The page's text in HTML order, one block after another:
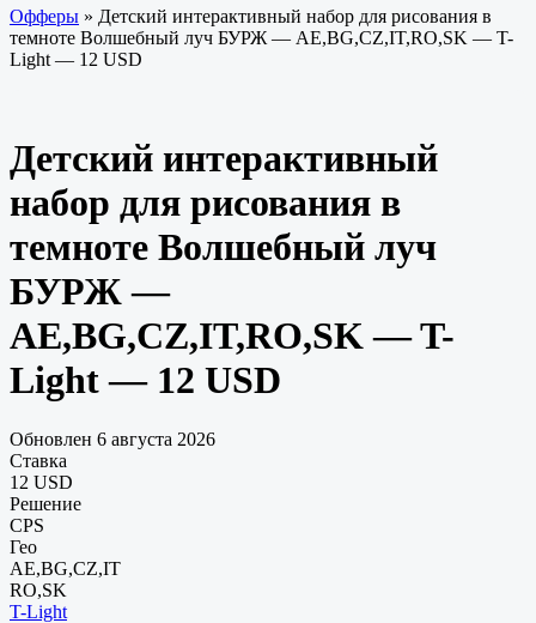
Офферы » Детский интерактивный набор для рисования в
темноте Волшебный луч БУРЖ — AE,BG,CZ,IT,RO,SK — T-
Light — 12 USD
Детский интерактивный
набор для рисования в
темноте Волшебный луч
БУРЖ —
AE,BG,CZ,IT,RO,SK — T-
Light — 12 USD
Обновлен 6 августа 2026
Ставка
12 USD
Решение
CPS
Гео
AE,BG,CZ,IT
RO,SK
T-Light